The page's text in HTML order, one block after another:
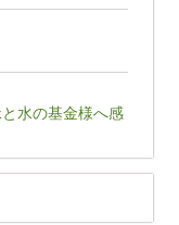
水の基金様へ感